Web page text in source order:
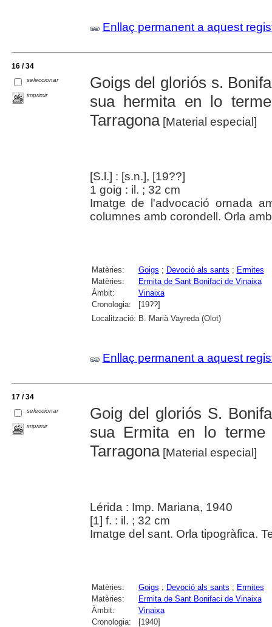
Enllaç permanent a aquest
16 / 34
seleccionar
imprimir
Goigs del gloriós s.
sua hermita en lo
Tarragona[Material especial]
[S.l.] : [s.n.], [19??]
1 goig : il. ; 32 cm
Imatge de l'advocació ornada
columnes amb corondell. Orla
Matèries: Goigs ; Devoció als sants ; Ermites
Matèries:
Ermita de Sant Bonifaci de Vinaixa
Àmbit:
Vinaixa
Cronologia:
[19??]
Localització: B. Marià Vayreda (Olot)
Enllaç permanent a aquest
17 / 34
seleccionar
imprimir
Goig del gloriós S.
sua Ermita en lo terme
Tarragona[Material especial]
Lérida : Imp. Mariana, 1940
[1] f. : il. ; 32 cm
Imatge del sant. Orla tipogràfica.
Matèries: Goigs ; Devoció als sants ; Ermites
Matèries:
Ermita de Sant Bonifaci de Vinaixa
Àmbit:
Vinaixa
Cronologia:
[1940]